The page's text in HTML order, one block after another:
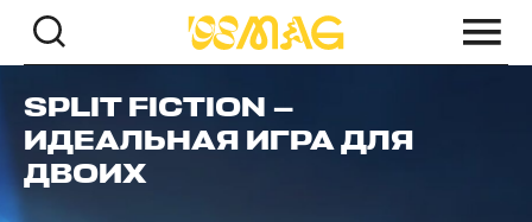
SPLIT FICTION —
ИДЕАЛЬНАЯ ИГРА ДЛЯ
ДВОИХ